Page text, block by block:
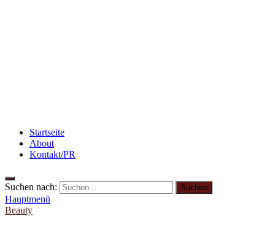
Startseite
About
Kontakt/PR
Suchen nach:
Hauptmenü
Beauty